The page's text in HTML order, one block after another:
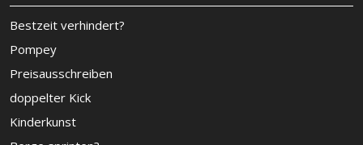
Bestzeit verhindert?
Pompey
Preisausschreiben
doppelter Kick
Kinderkunst